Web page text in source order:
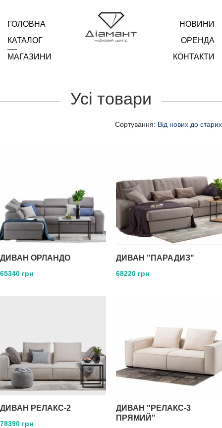
ГОЛОВНА
КАТАЛОГ
МАГАЗИНИ
НОВИНИ
ОРЕНДА
КОНТАКТИ
Усі товари
Сортування: Від нових до старих
ДИВАН ОРЛАНДО
65340 грн
ДИВАН "ПАРАДИЗ"
68220 грн
ДИВАН РЕЛАКС-2
78390 грн
ДИВАН "РЕЛАКС-3
ПРЯМИЙ"